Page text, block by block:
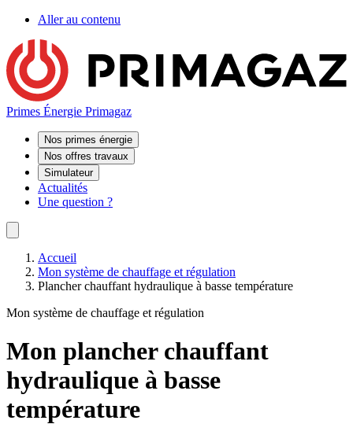
Aller au contenu
Primes Énergie Primagaz
Nos primes énergie
Nos offres travaux
Simulateur
Actualités
Une question ?
Accueil
Mon système de chauffage et régulation
Plancher chauffant hydraulique à basse température
Mon système de chauffage et régulation
Mon plancher chauffant
hydraulique à basse
température